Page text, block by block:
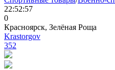
22:52:57
0
Красноярск, Зелёная Роща
Krastorgov
352